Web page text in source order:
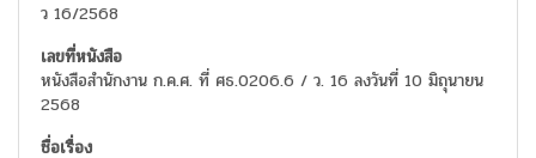
ว 16/2568
หนังสือสำนักงาน ก.ค.ศ. ที่ ศธ.0206.6 / ว. 16 ลงวันที่ 10 มิถุนายน
2568